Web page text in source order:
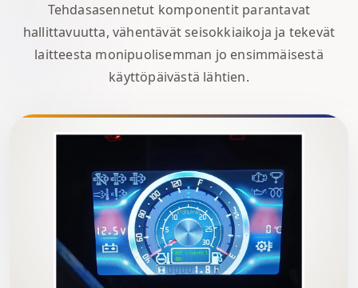
Tehdasasennetut komponentit parantavat
hallittavuutta, vähentävät seisokkiaikoja ja tekevät
laitteesta monipuolisemman jo ensimmäisestä
käyttöpäivästä lähtien.